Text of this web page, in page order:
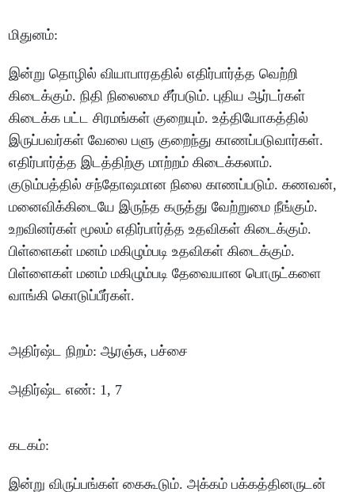
மிதுனம்:
இன்று தொழில் வியாபாரததில் எதிர்பார்த்த வெற்றி
கிடைக்கும்.நிதி நிலைமை சீர்படும்.புதிய ஆர்டர்கள்
கிடைக்க பட்ட சிரமங்கள் குறையும்.உத்தியோகத்தில்
இருப்பவர்கள் வேலை பளு குறைந்து காணப்படுவார்கள்.
எதிர்பார்த்த இடத்திற்கு மாற்றம் கிடைக்கலாம்.
குடும்பத்தில் சந்தோஷமான நிலை காணப்படும்.கணவன்,
மனைவிக்கிடையே இருந்த கருத்து வேற்றுமை நீங்கும்.
உறவினர்கள் மூலம் எதிர்பார்த்த உதவிகள் கிடைக்கும்.
பிள்ளைகள் மனம் மகிழும்படி உதவிகள் கிடைக்கும்.
பிள்ளைகள் மனம் மகிழும்படி தேவையான பொருட்களை
வாங்கி கொடுப்பீர்கள்.
அதிர்ஷ்ட நிறம்:ஆரஞ்சு,பச்சை
அதிர்ஷ்ட எண்: 1, 7
கடகம்:
இன்று விருப்பங்கள் கைகூடும்.அக்கம் பக்கத்தினருடன்